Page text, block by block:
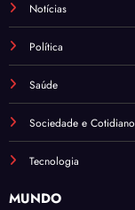
Notícias
Política
Saúde
Sociedade e Cotidiano
Tecnologia
MUNDO